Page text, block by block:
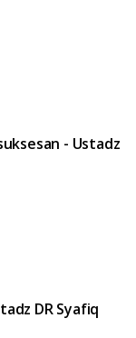
- Ustadz
DR Syafiq